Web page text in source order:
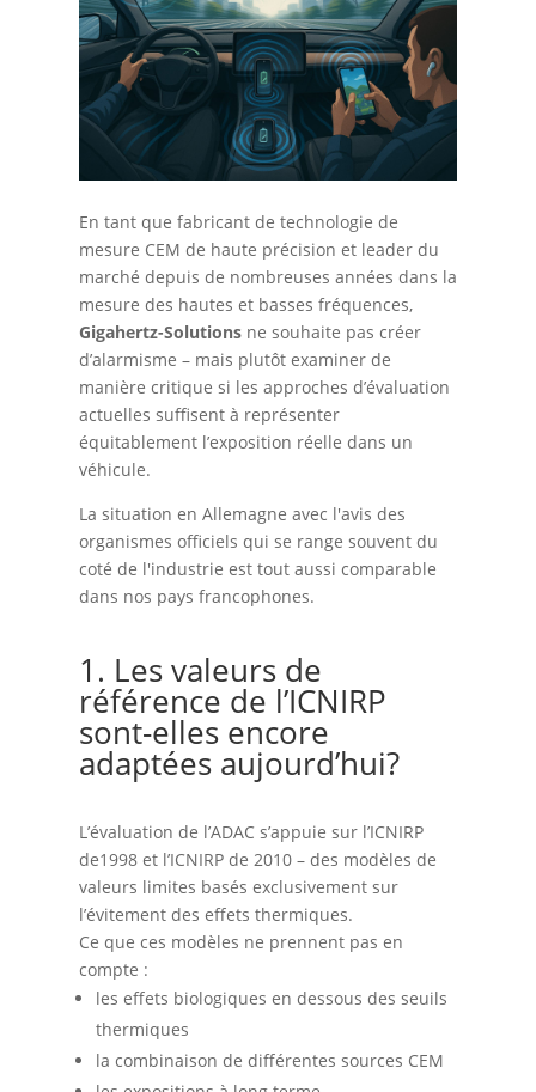
En tant que fabricant de technologie de
mesure CEM de haute précision et leader du
marché depuis de nombreuses années dans la
mesure des hautes et basses fréquences,
Gigahertz-Solutionsne souhaite pas créer
d’alarmisme – mais plutôt examiner de
manière critique si les approches d’évaluation
actuelles suffisent à représenter
équitablement l’exposition réelle dans un
véhicule.
La situation en Allemagne avec l'avis des
organismes officiels qui se range souvent du
coté de l'industrie est tout aussi comparable
dans nos pays francophones.
1. Les valeurs de
référence de l’ICNIRP
sont-elles encore
adaptées aujourd’hui?
L’évaluation de l’ADAC s’appuie sur l’ICNIRP
de1998 et l’ICNIRP de 2010 – des modèles de
valeurs limites basés exclusivement sur
l’évitement des effets thermiques.
Ce que ces modèles ne prennent pas en
compte :
les effets biologiques en dessous des seuils
thermiques
la combinaison de différentes sources CEM